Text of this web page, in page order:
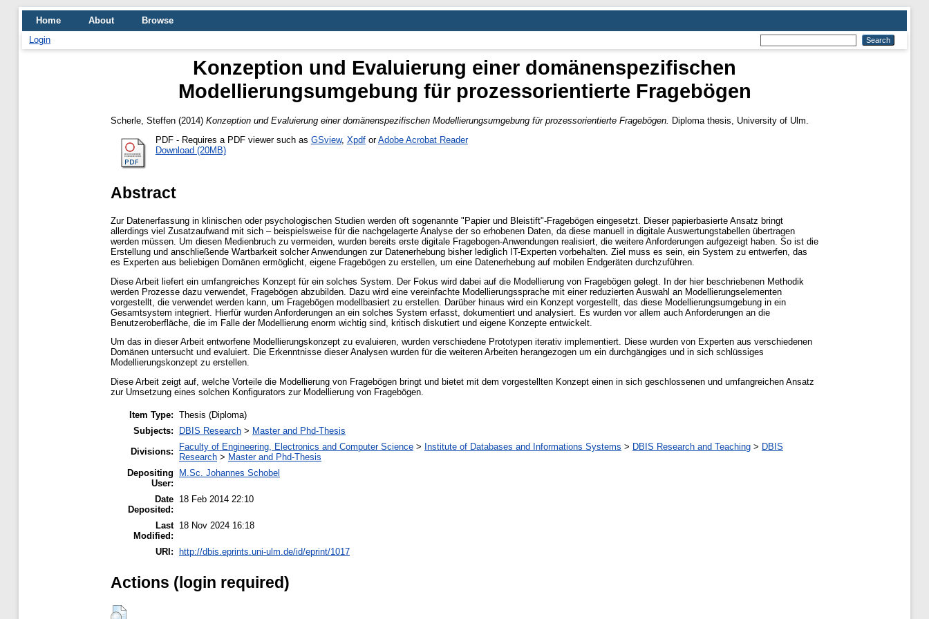
Home About
Browse
Login
Konzeption und Evaluierung einer domänenspezifischen
Modellierungsumgebung für prozessorientierte Fragebögen
Scherle, Steffen (2014) Konzeption und Evaluierung einer domänenspezifischen Modellierungsumgebung für prozessorientierte Fragebögen.
Diploma thesis, University of Ulm.
PDF- Requires a PDF viewer such as GSview, XpdforAdobe Acrobat Reader
Download (20MB)
Abstract
Zur Datenerfassung in klinischen oder psychologischen Studien werden oft sogenannte "Papier und Bleistift"-Fragebögen eingesetzt. Dieser papierbasierte Ansatz bringt
allerdings viel Zusatzaufwand mit sich – beispielsweise für die nachgelagerte Analyse der so erhobenen Daten, da diese manuell in digitale Auswertungstabellen übertragen
werden müssen. Um diesen Medienbruch zu vermeiden, wurden bereits erste digitale Fragebogen-Anwendungen realisiert, die weitere Anforderungen aufgezeigt haben. So ist die
Erstellung und anschließende Wartbarkeit solcher Anwendungen zur Datenerhebung bisher lediglich IT-Experten vorbehalten. Ziel muss es sein, ein System zu entwerfen, das
es Experten aus beliebigen Domänen ermöglicht, eigene Fragebögen zu erstellen, um eine Datenerhebung auf mobilen Endgeräten durchzuführen.
Diese Arbeit liefert ein umfangreiches Konzept für ein solches System. Der Fokus wird dabei auf die Modellierung von Fragebögen gelegt. In der hier beschriebenen Methodik
werden Prozesse dazu verwendet, Fragebögen abzubilden. Dazu wird eine vereinfachte Modellierungssprache mit einer reduzierten Auswahl an Modellierungselementen
vorgestellt, die verwendet werden kann, um Fragebögen modellbasiert zu erstellen. Darüber hinaus wird ein Konzept vorgestellt, das diese Modellierungsumgebung in ein
Gesamtsystem integriert. Hierfür wurden Anforderungen an ein solches System erfasst, dokumentiert und analysiert. Es wurden vor allem auch Anforderungen an die
Benutzeroberfläche, die im Falle der Modellierung enorm wichtig sind, kritisch diskutiert und eigene Konzepte entwickelt.
Um das in dieser Arbeit entworfene Modellierungskonzept zu evaluieren, wurden verschiedene Prototypen iterativ implementiert. Diese wurden von Experten aus verschiedenen
Domänen untersucht und evaluiert. Die Erkenntnisse dieser Analysen wurden für die weiteren Arbeiten herangezogen um ein durchgängiges und in sich schlüssiges
Modellierungskonzept zu erstellen.
Diese Arbeit zeigt auf, welche Vorteile die Modellierung von Fragebögen bringt und bietet mit dem vorgestellten Konzept einen in sich geschlossenen und umfangreichen Ansatz
zur Umsetzung eines solchen Konfigurators zur Modellierung von Fragebögen.
Item Type: Thesis (Diploma)
Subjects:
DBIS Research > Master and Phd-Thesis
Divisions:
Faculty of Engineering, Electronics and Computer Science > Institute of Databases and Informations Systems > DBIS Research and Teaching > DBIS
Research > Master and Phd-Thesis
Depositing
User:
M.Sc. Johannes Schobel
Date
Deposited:
18 Feb 2014 22:10
Last
Modified:
18 Nov 2024 16:18
URI: http://dbis.eprints.uni-ulm.de/id/eprint/1017
Actions (login required)